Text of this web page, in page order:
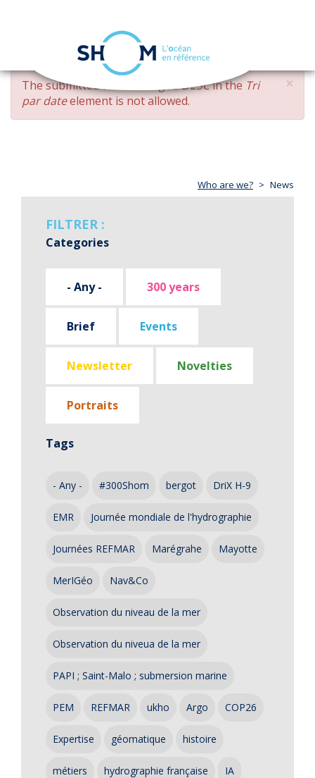
Skip
main
content
navigation
×
ERROR
MESSAGE
The submitted value changed DESCin the Tri
par dateelement is not allowed.
Who are we? News
FILTRER :
Categories
- Any - 300 years
Brief Events
Newsletter Novelties
Portraits
Tags
- Any - #300Shom bergot DriX H-9
EMR Journée mondiale de l'hydrographie
Journées REFMAR Marégrahe Mayotte
MerIGéo Nav&Co
Observation du niveau de la mer
Observation du niveua de la mer
PAPI ; Saint-Malo ; submersion marine
PEM REFMAR ukho Argo COP26
Expertise géomatique histoire
métiers hydrographie française IA